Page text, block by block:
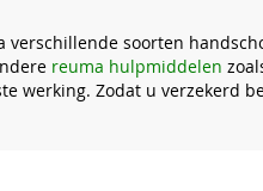
soorten
reuma hulpmiddelen
werking. Zodat u verzekerd